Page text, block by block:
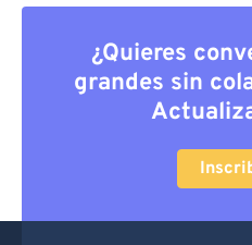
¿Quieres
grandes sin